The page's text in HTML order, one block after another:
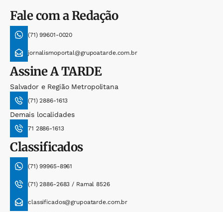
Fale com a Redação
(71) 99601-0020
jornalismoportal@grupoatarde.com.br
AssineA TARDE
Salvador e Região Metropolitana
(71) 2886-1613
Demais localidades
71 2886-1613
Classificados
(71) 99965-8961
(71) 2886-2683 / Ramal 8526
classificados@grupoatarde.com.br